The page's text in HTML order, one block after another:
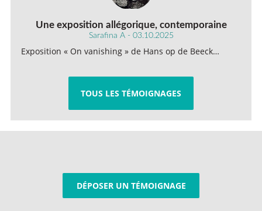
Une exposition allégorique, contemporaine
Sarafina A - 03.10.2025
Exposition « On vanishing » de Hans op de Beeck…
TOUS LES TÉMOIGNAGES
DÉPOSER UN TÉMOIGNAGE